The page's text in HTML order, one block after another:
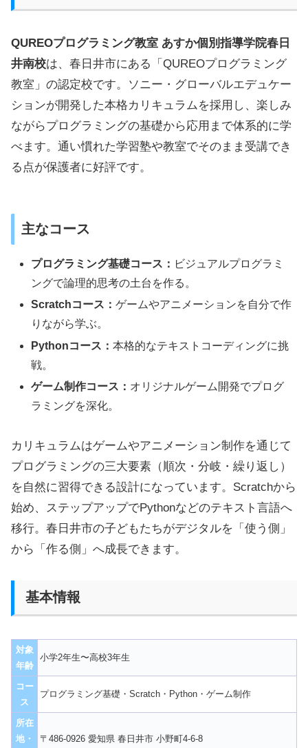
QUREOプログラミング教室 あすか個別指導学院春日
井南校は、春日井市にある「QUREOプログラミング
教室」の認定校です。ソニー・グローバルエデュケー
ションが開発した本格カリキュラムを採用し、楽しみ
ながらプログラミングの基礎から応用まで体系的に学
べます。通い慣れた学習塾や教室でそのまま受講でき
る点が保護者に好評です。
主なコース
プログラミング基礎コース： ビジュアルプログラミ
ングで論理的思考の土台を作る。
Scratchコース：ゲームやアニメーションを自分で作
りながら学ぶ。
Pythonコース：本格的なテキストコーディングに挑
戦。
ゲーム制作コース： オリジナルゲーム開発でプログ
ラミングを深化。
カリキュラムはゲームやアニメーション制作を通じて
プログラミングの三大要素（順次・分岐・繰り返し）
を自然に習得できる設計になっています。Scratchから
始め、ステップアップでPythonなどのテキスト言語へ
移行。春日井市の子どもたちがデジタルを「使う側」
から「作る側」へ成長できます。
基本情報
対象
年齢
小学2年生〜高校3年生
コー
ス
プログラミング基礎・Scratch・Python・ゲーム制作
所在
地・
〒486-0926 愛知県 春日井市 小野町4-6-8